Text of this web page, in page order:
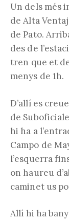
Un dels més
de Alta
de Pato.
des de
tren que et
menys de 1h.
D’allí es
de
hi ha a
Campo de
l’esquerra
on haureu
caminet us
Allí hi ha